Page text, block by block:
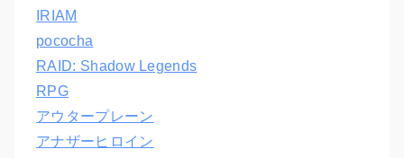
IRIAM
pococha
RAID: Shadow Legends
RPG
アウタープレーン
アナザーヒロイン